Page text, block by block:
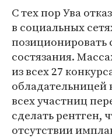
С тех пор Ува
в социальных
позиционировать
состязания.
из всех 27
всех участниц
сделать рентген,
отсутствии